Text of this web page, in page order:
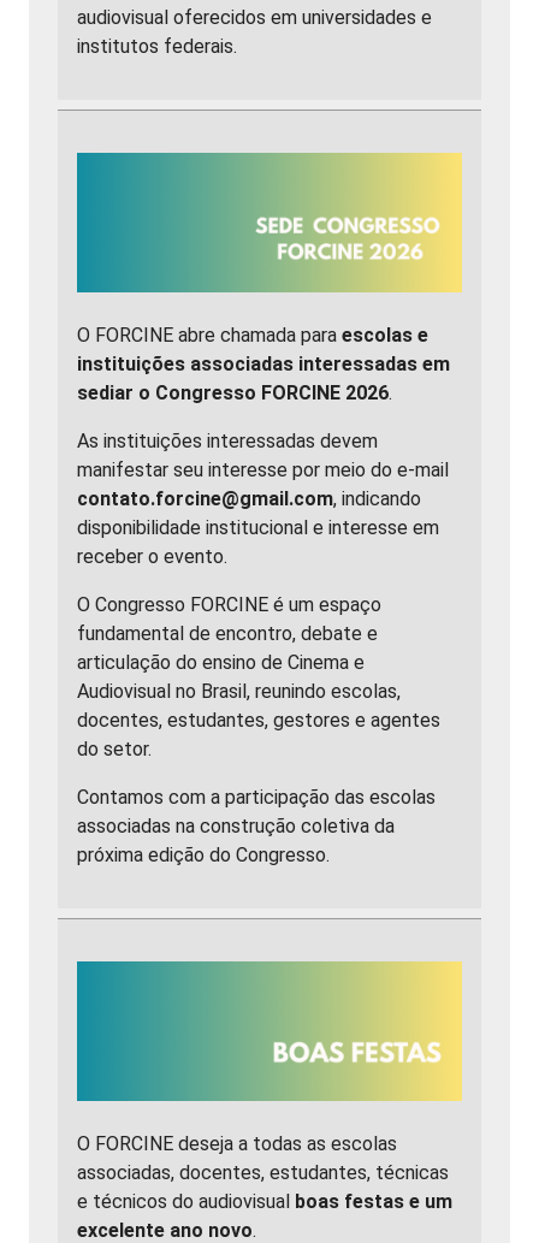
audiovisual oferecidos em universidades e
institutos federais.
O FORCINE abre chamada para escolas e
instituições associadas interessadas em
sediar o Congresso FORCINE 2026.
As instituições interessadas devem
manifestar seu interesse por meio do e-mail
contato.forcine@gmail.com, indicando
disponibilidade institucional e interesse em
receber o evento.
O Congresso FORCINE é um espaço
fundamental de encontro, debate e
articulação do ensino de Cinema e
Audiovisual no Brasil, reunindo escolas,
docentes, estudantes, gestores e agentes
do setor.
Contamos com a participação das escolas
associadas na construção coletiva da
próxima edição do Congresso.
O FORCINE deseja a todas as escolas
associadas, docentes, estudantes, técnicas
e técnicos do audiovisual boas festas e um
excelente ano novo.